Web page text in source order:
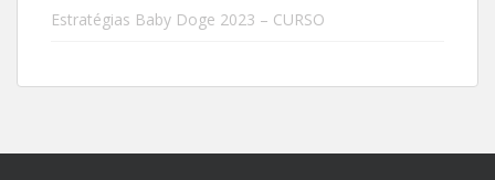
Estratégias Baby Doge 2023 – CURSO